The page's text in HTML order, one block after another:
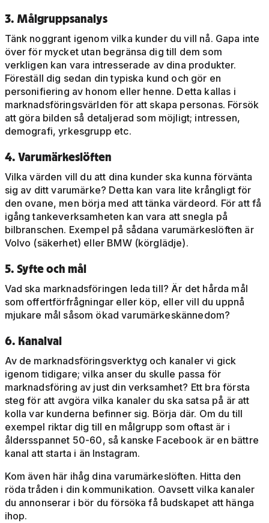
3. Målgruppsanalys
Tänk noggrant igenom vilka kunder du vill nå. Gapa inte
över för mycket utan begränsa dig till dem som
verkligen kan vara intresserade av dina produkter.
Föreställ dig sedan din typiska kund och gör en
personifiering av honom eller henne. Detta kallas i
marknadsföringsvärlden för att skapa personas. Försök
att göra bilden så detaljerad som möjligt; intressen,
demografi, yrkesgrupp etc.
4. Varumärkeslöften
Vilka värden vill du att dina kunder ska kunna förvänta
sig av ditt varumärke? Detta kan vara lite krångligt för
den ovane, men börja med att tänka värdeord. För att få
igång tankeverksamheten kan vara att snegla på
bilbranschen. Exempel på sådana varumärkeslöften är
Volvo (säkerhet) eller BMW (körglädje).
5. Syfte och mål
Vad ska marknadsföringen leda till? Är det hårda mål
som offertförfrågningar eller köp, eller vill du uppnå
mjukare mål såsom ökad varumärkeskännedom?
6. Kanalval
Av de marknadsföringsverktyg och kanaler vi gick
igenom tidigare; vilka anser du skulle passa för
marknadsföring av just din verksamhet? Ett bra första
steg för att avgöra vilka kanaler du ska satsa på är att
kolla var kunderna befinner sig. Börja där. Om du till
exempel riktar dig till en målgrupp som oftast är i
åldersspannet 50-60, så kanske Facebook är en bättre
kanal att starta i än Instagram.
Kom även här ihåg dina varumärkeslöften. Hitta den
röda tråden i din kommunikation. Oavsett vilka kanaler
du annonserar i bör du försöka få budskapet att hänga
ihop.